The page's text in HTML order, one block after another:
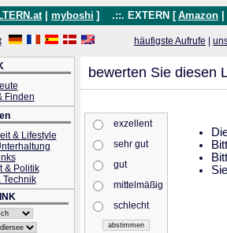
myboshi ] .::. EXTERN [ Amazon
häufigste Aufrufe
Finden
& Lifestyle
& Politik
Technik
bewerten Sie diesen
exzellent
sehr gut
gut
mittelmäßig
schlecht